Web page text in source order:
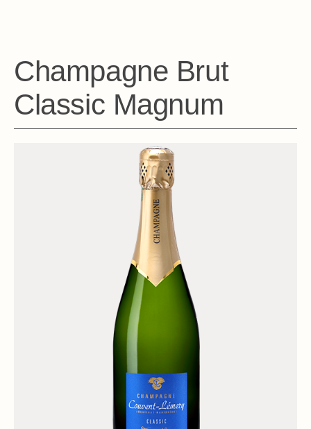
Champagne Brut
Classic Magnum